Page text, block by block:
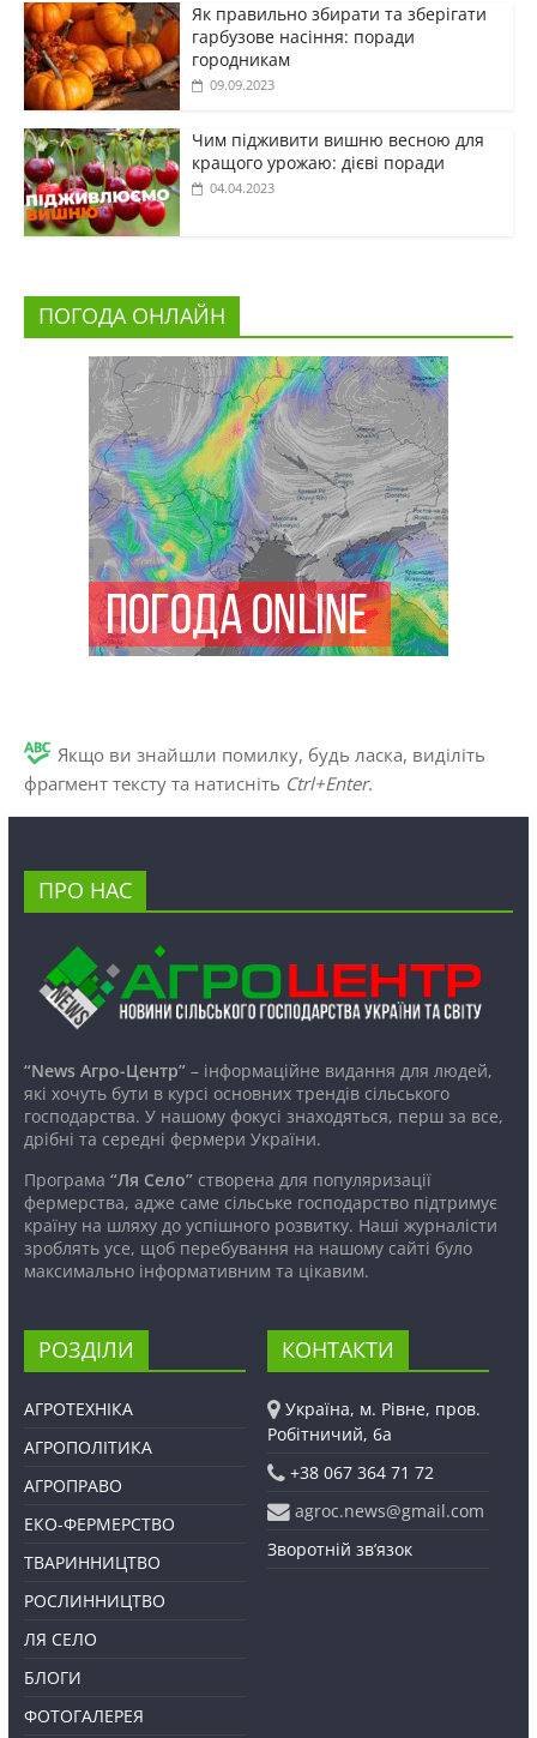
Як правильно збирати та зберігати
гарбузове насіння: поради
городникам
09.09.2023
Чим підживити вишню весною для
кращого урожаю: дієві поради
04.04.2023
ПОГОДА ОНЛАЙН
Якщо ви знайшли помилку, будь ласка, виділіть
фрагмент тексту та натисніть Ctrl+Enter.
ПРО НАС
“News Агро-Центр”– інформаційне видання для людей,
які хочуть бути в курсі основних трендів сільського
господарства. У нашому фокусі знаходяться, перш за все,
дрібні та середні фермери України.
Програма “Ля Село”створена для популяризації
фермерства, адже саме сільське господарство підтримує
країну на шляху до успішного розвитку. Наші журналісти
зроблять усе, щоб перебування на нашому сайті було
максимально інформативним та цікавим.
РОЗДІЛИ
АГРОТЕХНІКА
АГРОПОЛІТИКА
АГРОПРАВО
ЕКО-ФЕРМЕРСТВО
ТВАРИННИЦТВО
РОСЛИННИЦТВО
ЛЯ СЕЛО
БЛОГИ
ФОТОГАЛЕРЕЯ
КОНТАКТИ
Україна, м. Рівне, пров.
Робітничий, 6а
+38 067 364 71 72
agroc.news@gmail.com
Зворотній зв’язок